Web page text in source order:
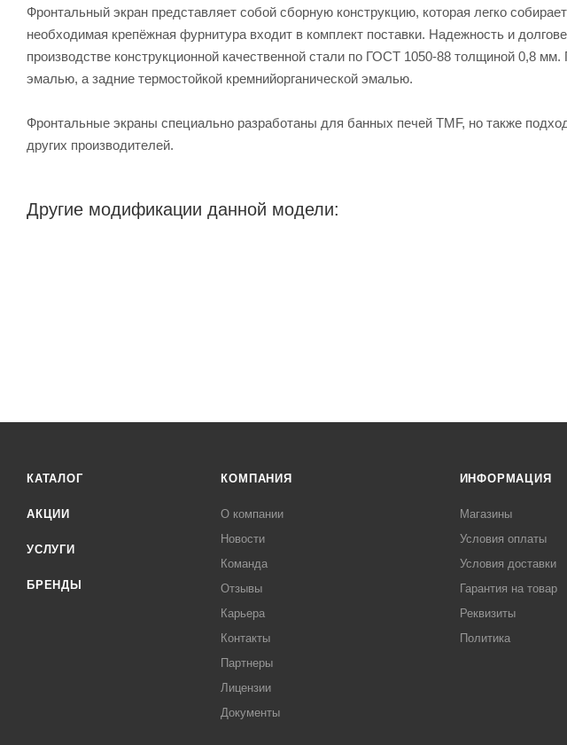
Фронтальный экран представляет собой сборную конструкцию, которая легко
необходимая крепёжная фурнитура входит в комплект поставки. Надежность и
производстве конструкционной качественной стали по ГОСТ 1050-88 толщиной 0,8
эмалью, а задние термостойкой кремнийорганической эмалью.
Фронтальные экраны специально разработаны для банных печей TMF, но также
других производителей.
Другие модификации данной модели:
КАТАЛОГ
АКЦИИ
УСЛУГИ
БРЕНДЫ
КОМПАНИЯ
О компании
Новости
Команда
Отзывы
Карьера
Контакты
Партнеры
Лицензии
Документы
ИНФОРМАЦИЯ
Магазины
Условия оплаты
Условия доставки
Гарантия на товар
Реквизиты
Политика